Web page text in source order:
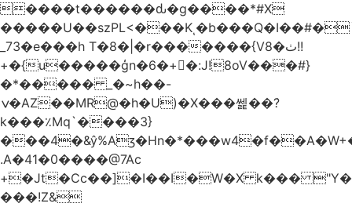
����t������ԃ�g����*#X
_73�e���h T�8�|�r�������{V8�ٺ!!
+�{u�����ģn�6�+�:J!8oV���#}
�*����� _�~h��-
ݍ�AZ��MR@�h�U)�X���쎑��݁?
k���٪Mq`����3}
.A�41�0����@7Ac
+�Jt�Cc��]�I��I�W�X k���
���!Z&